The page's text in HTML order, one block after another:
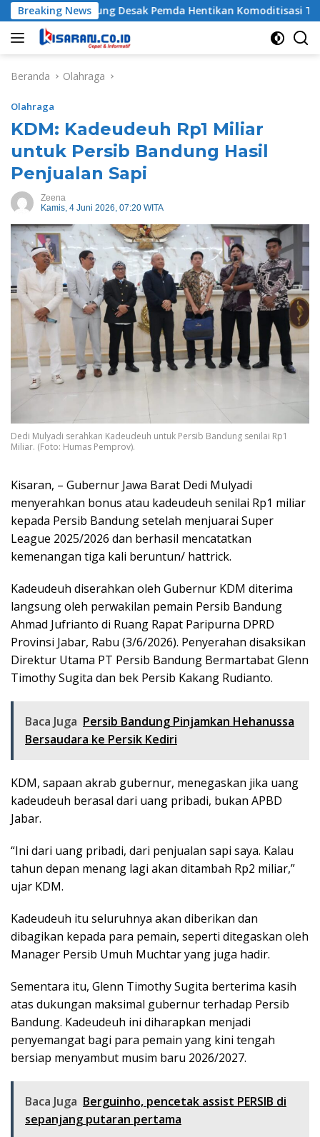
Langsung
ke
konten
Breaking News
Manurung Desak Pemda Hentikan Komoditisasi Tanah
Beranda Olahraga
Olahraga
KDM: Kadeudeuh Rp1 Miliar
untuk Persib Bandung Hasil
Penjualan Sapi
Zeena
Kamis, 4 Juni 2026, 07:20 WITA
Dedi Mulyadi serahkan Kadeudeuh untuk Persib Bandung senilai Rp1
Miliar. (Foto: Humas Pemprov).
Kisaran, – Gubernur Jawa Barat Dedi Mulyadi
menyerahkan bonus atau kadeudeuh senilai Rp1 miliar
kepada Persib Bandung setelah menjuarai Super
League 2025/2026 dan berhasil mencatatkan
kemenangan tiga kali beruntun/ hattrick.
Kadeudeuh diserahkan oleh Gubernur KDM diterima
langsung oleh perwakilan pemain Persib Bandung
Ahmad Jufrianto di Ruang Rapat Paripurna DPRD
Provinsi Jabar, Rabu (3/6/2026). Penyerahan disaksikan
Direktur Utama PT Persib Bandung Bermartabat Glenn
Timothy Sugita dan bek Persib Kakang Rudianto.
Baca Juga Persib Bandung Pinjamkan Hehanussa
Bersaudara ke Persik Kediri
KDM, sapaan akrab gubernur, menegaskan jika uang
kadeudeuh berasal dari uang pribadi, bukan APBD
Jabar.
“Ini dari uang pribadi, dari penjualan sapi saya. Kalau
tahun depan menang lagi akan ditambah Rp2 miliar,”
ujar KDM.
Kadeudeuh itu seluruhnya akan diberikan dan
dibagikan kepada para pemain, seperti ditegaskan oleh
Manager Persib Umuh Muchtar yang juga hadir.
Sementara itu, Glenn Timothy Sugita berterima kasih
atas dukungan maksimal gubernur terhadap Persib
Bandung. Kadeudeuh ini diharapkan menjadi
penyemangat bagi para pemain yang kini tengah
bersiap menyambut musim baru 2026/2027.
Baca Juga Berguinho, pencetak assist PERSIB di
sepanjang putaran pertama